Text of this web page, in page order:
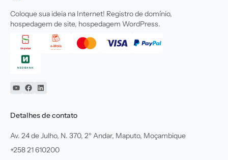
Coloque sua ideia na Internet! Registro de domínio,
hospedagem de site, hospedagem WordPress.
YouTube
Facebook
Linkedin
Detalhes de contato
Av. 24 de Julho, N. 370, 2º Andar, Maputo, Moçambique
+258 21 610200